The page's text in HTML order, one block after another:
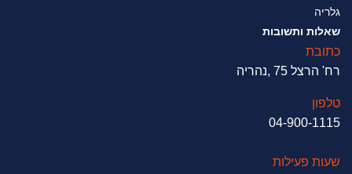
גלריה
שאלות ותשובות
כתובת
רח' הרצל 75 ,נהריה
טלפון
04-900-1115
שעות פעילות